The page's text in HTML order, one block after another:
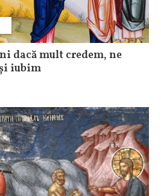
dacă mult credem, ne
iubim